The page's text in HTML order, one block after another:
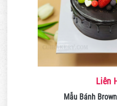
Liên
Mẫu Bánh